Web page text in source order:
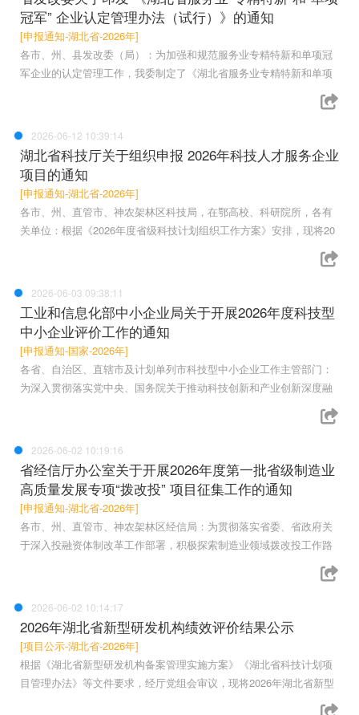
冠军” 企业认定管理办法（试行）》的通知
[申报通知-湖北省-2026年]
各市、州、县发改委（局）：为加强和规范服务业专精特新和单项冠
军企业的认定管理工作，我委制定了《湖北省服务业专精特新和单项
2026-06-12 10:39:14
湖北省科技厅关于组织申报 2026年科技人才服务企业
项目的通知
[申报通知-湖北省-2026年]
各市、州、直管市、神农架林区科技局，在鄂高校、科研院所，各有
关单位：根据《2026年度省级科技计划组织工作方案》安排，现将20
2026-06-03 09:38:11
工业和信息化部中小企业局关于开展2026年度科技型
中小企业评价工作的通知
[申报通知-国家-2026年]
各省、自治区、直辖市及计划单列市科技型中小企业工作主管部门：
为深入贯彻落实党中央、国务院关于推动科技创新和产业创新深度融
2026-06-02 10:19:16
省经信厅办公室关于开展2026年度第一批省级制造业
高质量发展专项“拨改投” 项目征集工作的通知
[申报通知-湖北省-2026年]
各市、州、直管市、神农架林区经信局：为贯彻落实省委、省政府关
于深入投融资体制改革工作部署，积极探索制造业领域拨改投工作路
2026-06-02 10:14:17
2026年湖北省新型研发机构绩效评价结果公示
[项目公示-湖北省-2026年]
根据《湖北省新型研发机构备案管理实施方案》《湖北省科技计划项
目管理办法》等文件要求，经厅党组会审议，现将2026年湖北省新型